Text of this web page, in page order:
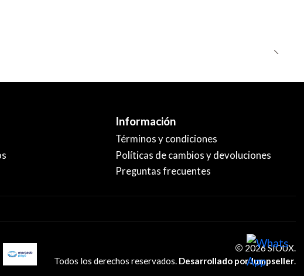
Información
Términos y condiciones
Políticas de cambios y devoluciones
Preguntas frecuentes
2026 SIOUX.
Todos los derechos reservados. Desarrollado por Jumpseller.